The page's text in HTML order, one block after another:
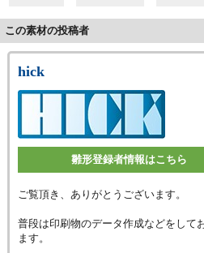
この素材の投稿者
hick
雛形登録者情報はこちら
ご覧頂き、ありがとうございます。
普段は印刷物のデータ作成などをして
ます。